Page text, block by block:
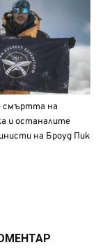
смъртта на
и останалите
на Броуд Пик